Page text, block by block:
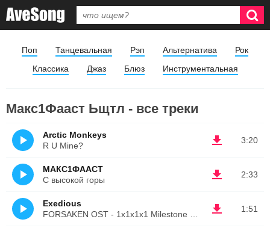
Поп Танцевальная Рэп Альтернатива
Рок
Классика
Джаз Блюз Инструментальная
Макс1Фааст Ьщтл - все треки
3:20
Arctic Monkeys
R U Mine?
2:33
МАКС1ФААСТ
С высокой горы
1:51
Exedious